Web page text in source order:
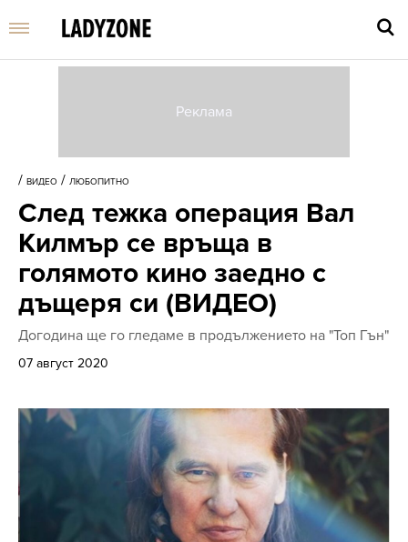
/ ВИДЕО / ЛЮБОПИТНО
След тежка операция Вал
Килмър се връща в
голямото кино заедно с
дъщеря си (ВИДЕО)
Догодина ще го гледаме в продължението на "Топ Гън"
07 август 2020